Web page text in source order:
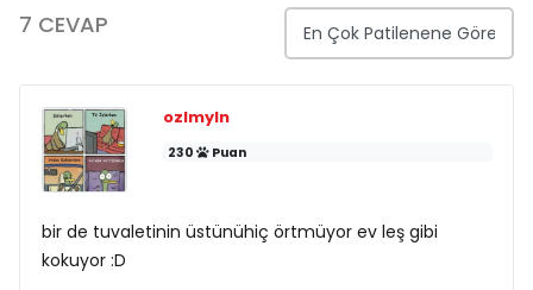
7 CEVAP
ozlmyln
230 Puan
bir de tuvaletinin üstünühiç örtmüyor ev leş gibi
kokuyor :D